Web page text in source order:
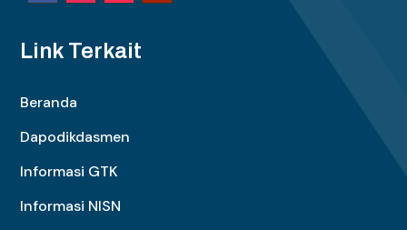
Link Terkait
Beranda
Dapodikdasmen
Informasi GTK
Informasi NISN